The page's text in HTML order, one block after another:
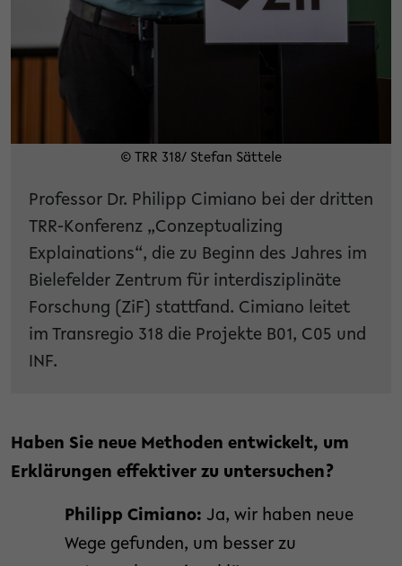
© TRR 318/ Stefan Sättele
Professor Dr. Philipp Cimiano bei der dritten
TRR-Konferenz „Conzeptualizing
Explainations“, die zu Beginn des Jahres im
Bielefelder Zentrum für interdisziplinäte
Forschung (ZiF) stattfand. Cimiano leitet
im Transregio 318 die Projekte B01, C05 und
INF.
Haben Sie neue Methoden entwickelt, um
Erklärungen effektiver zu untersuchen?
Philipp Cimiano: Ja, wir haben neue
Wege gefunden, um besser zu